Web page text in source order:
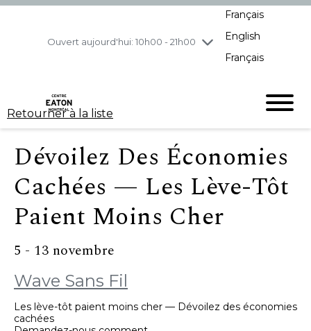
Ouvert aujourd'hui: 10h00 - 21h00
vendredi8/7
10h00 - 21h00
Français
English
Français
Retourner à la liste
Dévoilez Des Économies
Cachées — Les Lève-Tôt
Paient Moins Cher
5 - 13 novembre
Wave Sans Fil
Les lève-tôt paient moins cher — Dévoilez des économies
cachées